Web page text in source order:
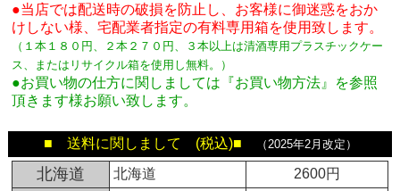
●当店では配送時の破損を防止し、お客様に御迷惑をおか
けしない様、宅配業者指定の有料専用箱を使用致します。
（１本１８０円、２本２７０円、３本以上は清酒専用プラスチックケー
ス、またはリサイクル箱を使用し無料。
）
●お買い物の仕方に関しましては『お買い物方法』を参照
頂きます様お願い致します。
■ 送料に関しまして (税込)■ （2025年2月改定）
北海道 北海道 2600円